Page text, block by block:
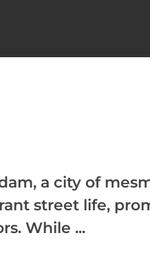
a city of
street life,
While ...